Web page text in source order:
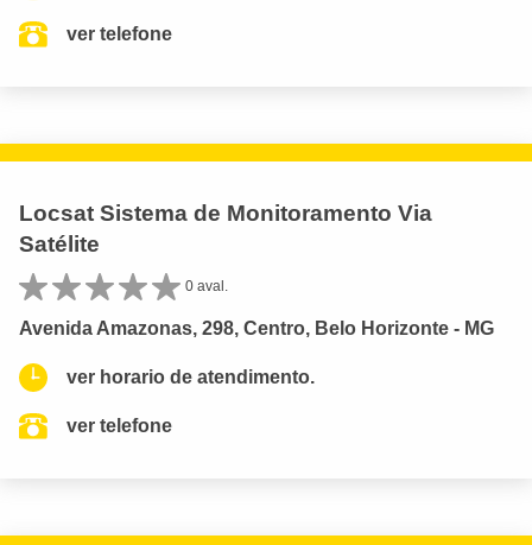
ver telefone
Locsat Sistema de Monitoramento Via
Satélite
0 aval.
Avenida Amazonas, 298, Centro, Belo Horizonte - MG
ver horario de atendimento.
ver telefone